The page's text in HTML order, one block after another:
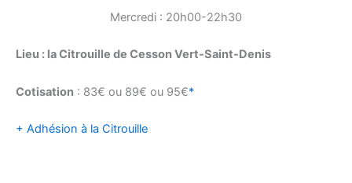
Mercredi : 20h00-22h30
Lieu : la Citrouille de Cesson Vert-Saint-Denis
Cotisation : 83€ ou 89€ ou 95€*
+ Adhésion à la Citrouille